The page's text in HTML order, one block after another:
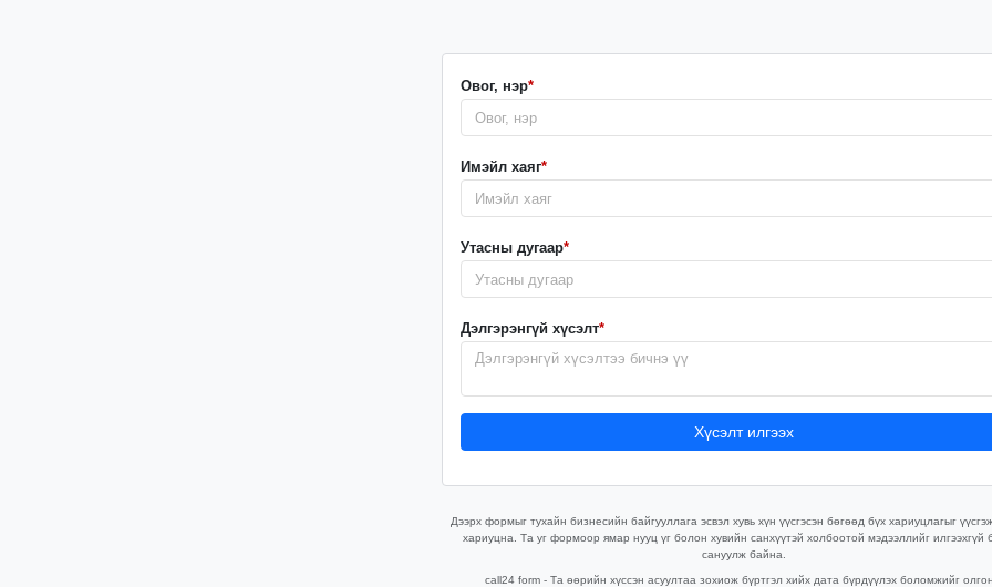
Овог, нэр*
Имэйл хаяг*
Утасны дугаар*
Дэлгэрэнгүй хүсэлт*
Хүсэлт илгээх
Дээрх формыг тухайн бизнесийн байгууллага эсвэл хувь хүн үүсгэсэн бөгөөд бүх хариуцлагыг
хариуцна. Та уг формоор ямар нууц үг болон хувийн санхүүтэй холбоотой мэдээллийг илгээхгүй
сануулж байна.
call24 form - Та өөрийн хүссэн асуултаа зохиож бүртгэл хийх дата бүрдүүлэх боломжийг